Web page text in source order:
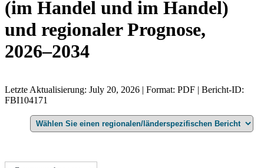
(im Handel und im Handel)
und regionaler Prognose,
2026–2034
Letzte Aktualisierung: July 20, 2026 | Format: PDF | Bericht-ID:
FBI104171